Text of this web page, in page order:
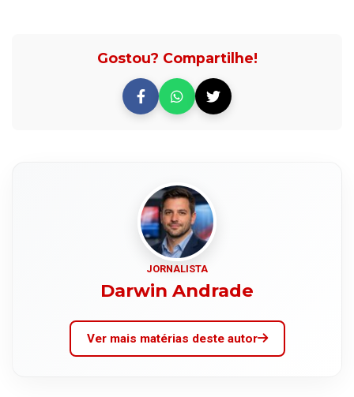
Gostou? Compartilhe!
JORNALISTA
Darwin Andrade
Ver mais matérias deste autor